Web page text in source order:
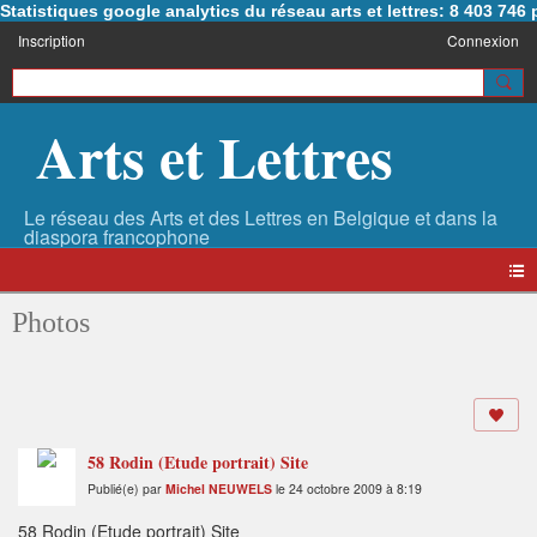
Statistiques google analytics du réseau arts et lettres: 8 403 746
Inscription Connexion
Arts et Lettres
Photos
58 Rodin (Etude portrait) Site
Publié(e) par Michel NEUWELS le 24 octobre 2009 à 8:19
58 Rodin (Etude portrait) Site